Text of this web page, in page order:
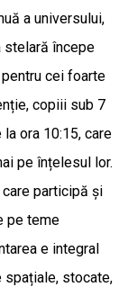
a universului,
stelară începe
cei foarte
copiii sub 7
ora 10:15, care
pe înțelesul lor.
participă și
pe teme
e integral
spațiale, stocate,